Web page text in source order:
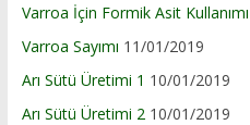
Varroa İçin Formik Asit Kullanımı
Varroa Sayımı 11/01/2019
Arı Sütü Üretimi 1 10/01/2019
Arı Sütü Üretimi 2 10/01/2019